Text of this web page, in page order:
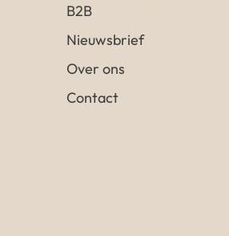
B2B
Nieuwsbrief
Over ons
Contact